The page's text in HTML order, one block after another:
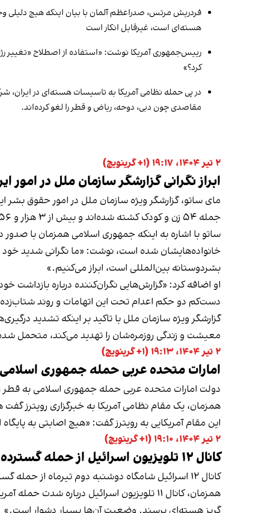
فردریش مرتس، صدراعظم آلمان با بیان اینکه هیچ دلیلی
هسته‌ای است، غیرقابل انکار است
رییس‌جمهوری آمریکا نوشت: «استفاده از اصطلاح «تغییر
کرد؟»
در پی حمله نظامی آمریکا به تاسیسات هسته‌ای در ایران،
مقاصدی چون دبی، دوحه، ریاض و قطر را لغو کرده‌اند.
۲ تیر ۱۴۰۴، ۱۹:۱۷ (‎+۱ گرینویچ)
ابراز نگرانی گزارشگر سازمان ملل در
جمله ۵۴ زن و کودک کشته شده‌اند و بیش از ۳ هزار و ۵۶ نفر مجروح شده‌اند. در اسرائیل نیز ۲۴ نفر جان باخته‌اند و دست‌کم ۱۲۱۷ نفر مجروح شده‌اند.»
ساتو با اشاره به اینکه جمهوری اسلامی همزمان با
خانواده‌هایشان شده است، نوشت: «ما نگرانی شدید
بشردوستانه بین‌المللی است، ابراز می‌کنیم.»
او اضافه کرد: «گزارش‌هایی نگران‌کننده درباره بازداشت
دست‌کم دو حکم اعدام تحت این اتهامات و روند شتاب‌زده
گزارشگر ویژه سازمان ملل با تاکید بر اینکه تشدید
معیشت و زندگی روزمره‌شان را تهدید می‌کند، متحمل
۲ تیر ۱۴۰۴، ۱۹:۱۳ (‎+۱ گرینویچ)
امارات متحده عربی حمله جمهوری
دولت امارات متحده عربی حمله جمهوری اسلامی به
همزمان، یک مقام نظامی آمریکا به خبرگزاری رویترز
این مقام آمریکایی به رویترز گفت: «هیچ اصابتی به
۲ تیر ۱۴۰۴، ۱۹:۱۰ (‎+۱ گرینویچ)
کانال ۱۲ تلویزیون اسرائیل از حمله گسترده ارتش این کشور به تهران خبر داد
کانال ۱۲ اسرائیل شامگاه دوشنبه دوم تیرماه از حمله گسترده ارتش اسرائیل به تهران خبر داد.
همزمان، کانال ۱۱ تلویزیون اسرائیل